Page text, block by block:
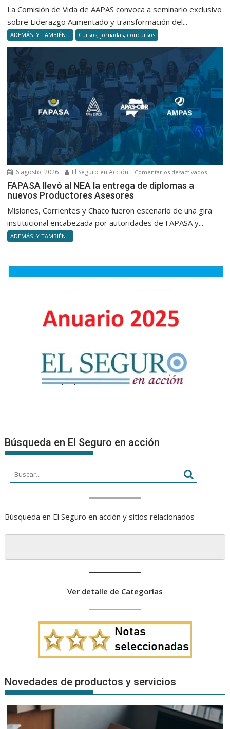
para
no
volverte
en
La Comisión de Vida de AAPAS convoca a seminario exclusivo
sobre Liderazgo Aumentado y transformación del...
ADEMÁS. Y TAMBIÉN... Cursos, jornadas, concursos
6 agosto, 2026 El Seguro en Acción Comentarios desactivadosen
FAPASA llevó al NEA la entrega de diplomas a
nuevos Productores Asesores
Misiones, Corrientes y Chaco fueron escenario de una gira
institucional encabezada por autoridades de FAPASA y...
ADEMÁS. Y TAMBIÉN...
Búsqueda en El Seguro en acción
Búsqueda en El Seguro en acción y sitios relacionados
Ver detalle de Categorías
Novedades de productos y servicios